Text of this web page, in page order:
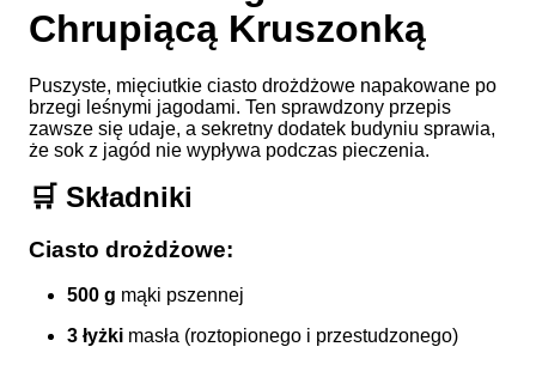
Chrupiącą Kruszonką
Puszyste, mięciutkie ciasto drożdżowe napakowane po
brzegi leśnymi jagodami. Ten sprawdzony przepis
zawsze się udaje, a sekretny dodatek budyniu sprawia,
że sok z jagód nie wypływa podczas pieczenia.
🛒 Składniki
Ciasto drożdżowe:
500 g mąki pszennej
3 łyżki masła (roztopionego i przestudzonego)